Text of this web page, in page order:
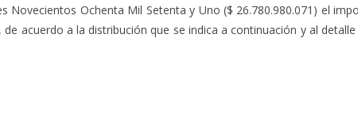
Novecientos Ochenta Mil Setenta y Uno ($ 26.780.980.071) el
acuerdo a la distribución que se indica a continuación y al